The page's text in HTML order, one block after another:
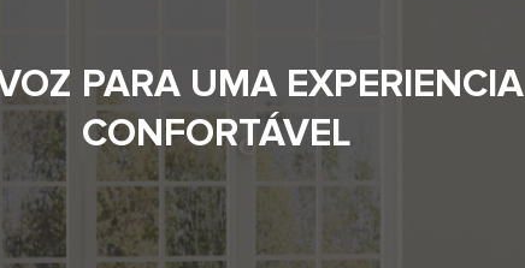
PARA UMA
CONFORTÁVEL